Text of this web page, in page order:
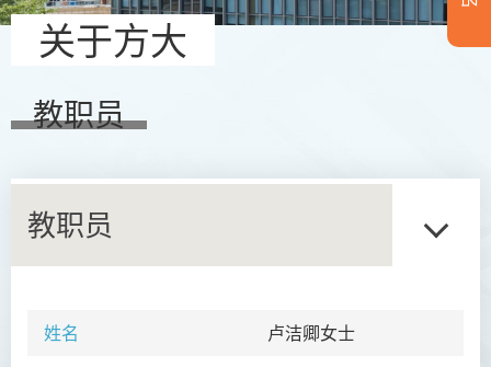
关于方大
教职员
教职员
姓名 卢洁卿女士
学院简介